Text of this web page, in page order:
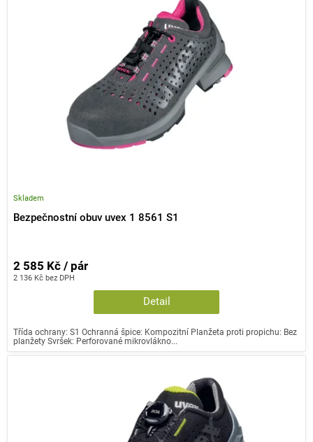
Bezpečnostní obuv uvex 1 8561 S1
Skladem
2 136 Kč bez DPH
2 585 Kč / pár
Detail
Třída ochrany: S1 Ochranná špice: Kompozitní Planžeta proti propichu: Bez
planžety Svršek: Perforované mikrovlákno...